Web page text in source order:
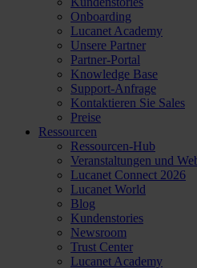
Onboarding
Lucanet Academy
Unsere Partner
Partner-Portal
Knowledge Base
Support-Anfrage
Kontaktieren Sie Sales
Preise
Ressourcen
Ressourcen-Hub
Veranstaltungen und
Lucanet Connect 2026
Lucanet World
Blog
Kundenstories
Newsroom
Trust Center
Lucanet Academy